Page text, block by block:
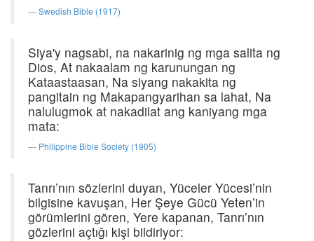
Swedish Bible (1917)
Siya'y nagsabi, na nakarinig ng mga salita ng
Dios, At nakaalam ng karunungan ng
Kataastaasan, Na siyang nakakita ng
pangitain ng Makapangyarihan sa lahat, Na
nalulugmok at nakadilat ang kaniyang mga
mata:
Philippine Bible Society (1905)
Tanrı’nın sözlerini duyan, Yüceler Yücesi’nin
bilgisine kavuşan, Her Şeye Gücü Yeten’in
görümlerini gören, Yere kapanan, Tanrı’nın
gözlerini açtığı kişi bildiriyor: